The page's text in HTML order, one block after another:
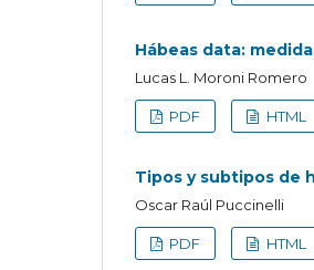
Hábeas data:
Lucas L. Moroni Romero
PDF HTML
Tipos y subtipos de
Oscar Raúl Puccinelli
PDF HTML